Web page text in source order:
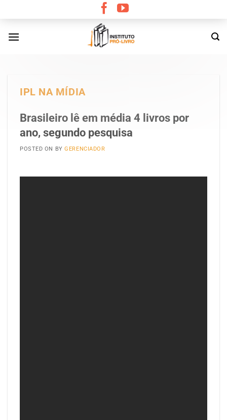
content
IPL NA MÍDIA
Brasileiro lê em média 4 livros por
ano, segundo pesquisa
POSTED ON BYGERENCIADOR